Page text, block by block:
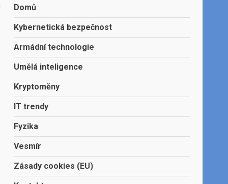
Domů
Kybernetická bezpečnost
Armádní technologie
Umělá inteligence
Kryptoměny
IT trendy
Fyzika
Vesmír
Zásady cookies (EU)